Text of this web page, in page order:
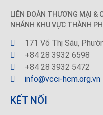
LIÊN ĐOÀN THƯƠNG MẠI &
NHÁNH KHU VỰC THÀNH
171 Võ Thị Sáu,
+84 28 3932 6598
+84 28 3932 5472
info@vcci-hcm.org.vn
KẾT NỐI